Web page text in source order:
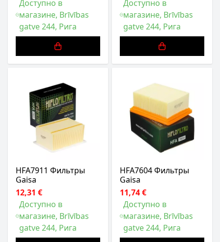
Доступно в
магазине, Brīvības
gatve 244, Рига
Доступно в
магазине, Brīvības
gatve 244, Рига
HFA7911 Фильтры
Gaisa
12,31 €
Доступно в
магазине, Brīvības
gatve 244, Рига
HFA7604 Фильтры
Gaisa
11,74 €
Доступно в
магазине, Brīvības
gatve 244, Рига